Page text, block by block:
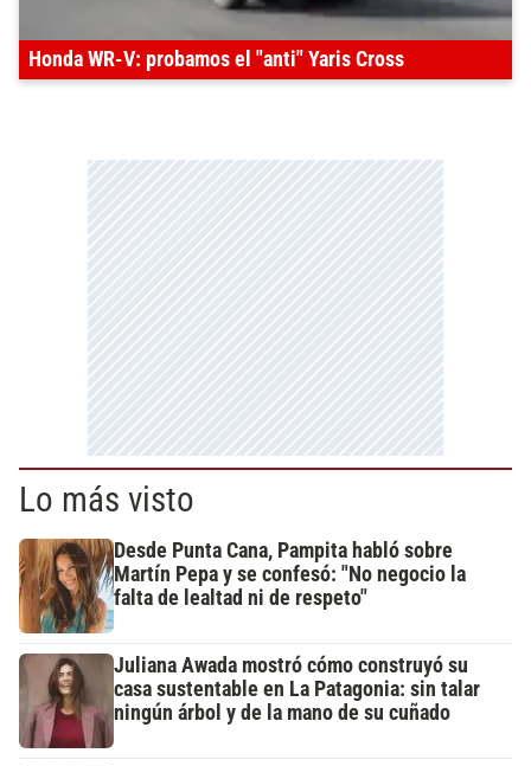
Honda WR-V: probamos el "anti" Yaris Cross
Lo más visto
Desde Punta Cana, Pampita habló sobre
Martín Pepa y se confesó: "No negocio la
falta de lealtad ni de respeto"
Juliana Awada mostró cómo construyó su
casa sustentable en La Patagonia: sin talar
ningún árbol y de la mano de su cuñado